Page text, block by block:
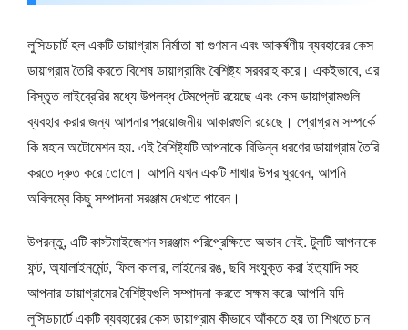
লুসিডচার্ট হল একটি ডায়াগ্রাম নির্মাতা যা গুণমান এবং আকর্ষণীয় ব্যবহারের কেস
ডায়াগ্রাম তৈরি করতে বিশেষ ডায়াগ্রামিং বৈশিষ্ট্য সরবরাহ করে। একইভাবে, এর
বিস্তৃত লাইব্রেরির মধ্যে উপলব্ধ টেমপ্লেট রয়েছে এবং কেস ডায়াগ্রামগুলি
ব্যবহার করার জন্য আপনার প্রয়োজনীয় আকারগুলি রয়েছে। প্রোগ্রাম সম্পর্কে
কি মহান অটোমেশন হয়. এই বৈশিষ্ট্যটি আপনাকে বিভিন্ন ধরণের ডায়াগ্রাম তৈরি
করতে দ্রুত করে তোলে। আপনি যখন একটি শাখার উপর ঘুরবেন, আপনি
অবিলম্বে কিছু সম্পাদনা সরঞ্জাম দেখতে পাবেন।
উপরন্তু, এটি কাস্টমাইজেশন সরঞ্জাম পরিপ্রেক্ষিতে অভাব নেই. টুলটি আপনাকে
ফন্ট, অ্যালাইনমেন্ট, ফিল কালার, লাইনের রঙ, ছবি সংযুক্ত করা ইত্যাদি সহ
আপনার ডায়াগ্রামের বৈশিষ্ট্যগুলি সম্পাদনা করতে সক্ষম করে৷ আপনি যদি
লুসিডচার্টে একটি ব্যবহারের কেস ডায়াগ্রাম কীভাবে আঁকতে হয় তা শিখতে চান